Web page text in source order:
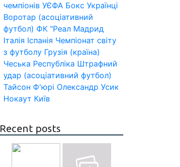
чемпіонів УЄФА Бокс Українці
Воротар (асоціативний
футбол) ФК "Реал Мадрид
Італія Іспанія Чемпіонат світу
з футболу Грузія (країна)
Чеська Республіка Штрафний
удар (асоціативний футбол)
Тайсон Ф'юрі Олександр Усик
Нокаут Київ
Recent posts